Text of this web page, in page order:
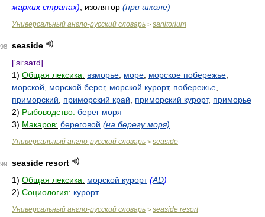
жарких странах) , изолятор (при школе)
Универсальный англо-русский словарь > sanitorium
98
seaside
['siːsaɪd]
1) Общая лексика: взморье море морское побережье
морской
морской берег, морской курорт, побережье
приморский
приморский край приморский курорт, приморье
2) Рыбоводство: берег моря
3) Макаров: береговой (на берегу моря)
Универсальный англо-русский словарь > seaside
99
seaside resort
1) Общая лексика: морской курорт (AD)
2) Социология: курорт
Универсальный англо-русский словарь > seaside resort